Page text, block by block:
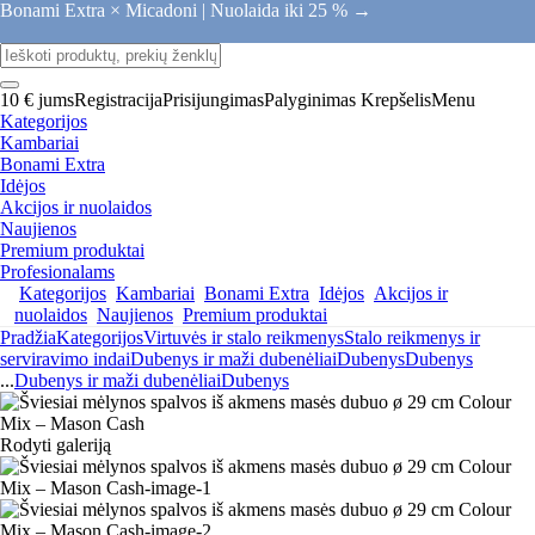
Bonami Extra × Micadoni | Nuolaida iki 25 % →
10 € jumsRegistracijaPrisijungimasPalyginimas KrepšelisMenu
Kategorijos
Kambariai
Bonami Extra
Idėjos
Akcijos ir nuolaidos
Naujienos
Premium produktai
Profesionalams
Kategorijos Kambariai Bonami Extra Idėjos Akcijos ir
nuolaidos Naujienos Premium produktai
PradžiaKategorijosVirtuvės ir stalo reikmenysStalo reikmenys ir
serviravimo indaiDubenys ir maži dubenėliaiDubenysDubenys
...Dubenys ir maži dubenėliaiDubenys
Rodyti galeriją